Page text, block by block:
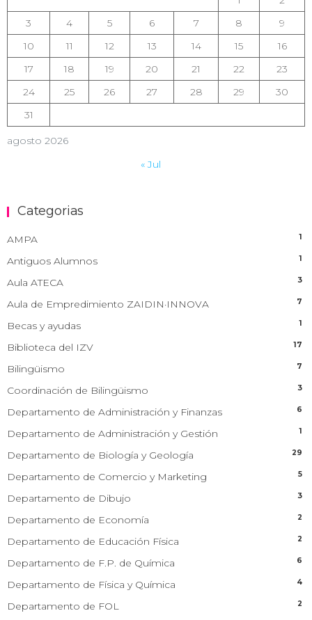
agosto 2026
3
4 5 6 7 8
9
10
11 12 13 14 15
16
17
18 19 20 21 22
23
24
25 26 27 28 29
30
31
« Jul
Categorias
AMPA 1
Antiguos Alumnos 1
Aula ATECA 3
Aula de Empredimiento ZAIDIN·INNOVA 7
Becas y ayudas 1
Biblioteca del IZV 17
Bilingüismo 7
Coordinación de Bilingüismo 3
Departamento de Administración y Finanzas 6
Departamento de Administración y Gestión 1
Departamento de Biología y Geología 29
Departamento de Comercio y Marketing 5
Departamento de Dibujo 3
Departamento de Economía 2
Departamento de Educación Física 2
Departamento de F.P. de Química 6
Departamento de Física y Química 4
Departamento de FOL 2